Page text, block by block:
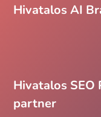
Hivatalos AI
Hivatalos
partner